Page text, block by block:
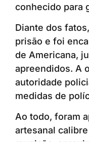
conhecido para
Diante dos
prisão e foi
de Americana,
apreendidos. A
autoridade
medidas de
Ao todo, foram
artesanal